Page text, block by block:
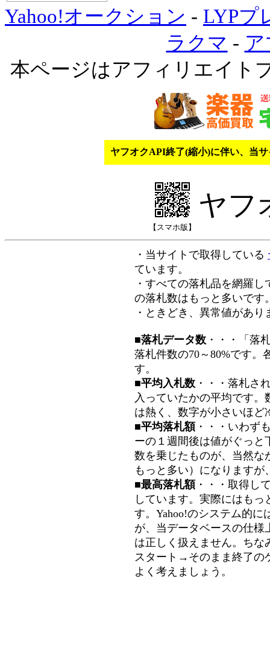
Yahoo!オークション - LYPプ
ラクマ -
本ページはアフィリエイト
ヤフオクAPI終了(縮小)に伴い、当
【スマホ版】
ヤフ
・当サイトで取得している
ています。
・すべての落札品を網羅
の落札数はもっと多いです
・ときどき、異常値があ
■落札データ数 ・・・「落
落札件数の70～80%です。
す。
■平均入札数 ・・・落札さ
入っていたかの平均です
は熱く、数字が小さいほど
■平均落札額 ・・・いわず
ーの１週間後は値がぐっと
数を乗じたものが、当然な
もっと多い）になります
■最高落札額 ・・・取得し
しています。実際にはも
す。Yahoo!のシステム的に
が、当データベースの仕様
は正しく扱えません。ちな
スタート→そのまま終了の
よく考えましょう。